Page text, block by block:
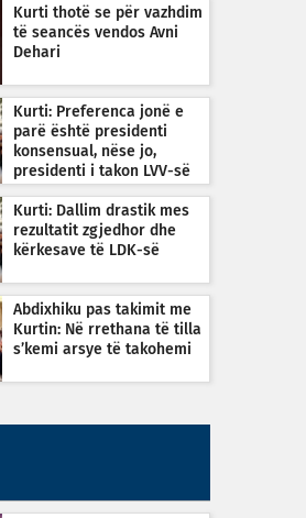
Kurti thotë se për vazhdim
të seancës vendos Avni
Dehari
Kurti: Preferenca jonë e
parë është presidenti
konsensual, nëse jo,
presidenti i takon LVV-së
Kurti: Dallim drastik mes
rezultatit zgjedhor dhe
kërkesave të LDK-së
Abdixhiku pas takimit me
Kurtin: Në rrethana të tilla
s’kemi arsye të takohemi